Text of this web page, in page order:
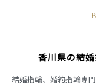
香川県の結
結婚指輪、婚約指輪専